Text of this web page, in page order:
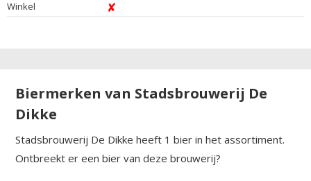
Winkel
Biermerken van Stadsbrouwerij De
Dikke
Stadsbrouwerij De Dikke heeft 1 bier in het assortiment.
Ontbreekt er een bier van deze brouwerij?